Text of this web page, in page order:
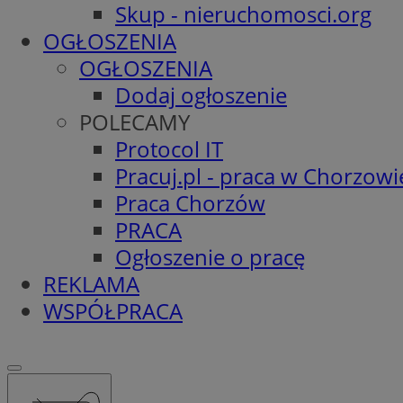
Skup - nieruchomosci.org
OGŁOSZENIA
OGŁOSZENIA
Dodaj ogłoszenie
POLECAMY
Protocol IT
Pracuj.pl - praca w
Praca Chorzów
PRACA
Ogłoszenie o pracę
REKLAMA
WSPÓŁPRACA